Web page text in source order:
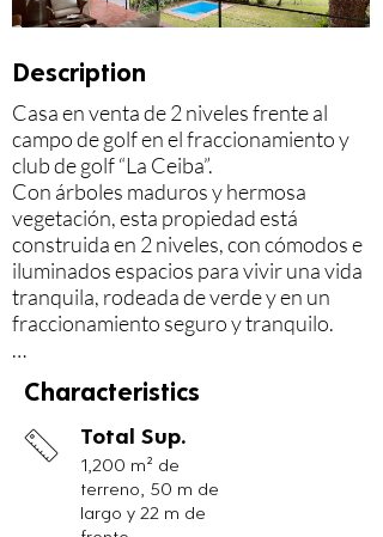
Description
Casa en venta de 2 niveles frente al
campo de golf en el fraccionamiento y
club de golf “La Ceiba”.
Con árboles maduros y hermosa
vegetación, esta propiedad está
construida en 2 niveles, con cómodos e
iluminados espacios para vivir una vida
tranquila, rodeada de verde y en un
fraccionamiento seguro y tranquilo.
Planta baja:
-2 habitaciones con baño completo
cada una.
-1 estudio amplio o habitación con baño
completo aparte.
Characteristics
Total Sup.
1,200 m² de
terreno, 50 m de
largo y 22 m de